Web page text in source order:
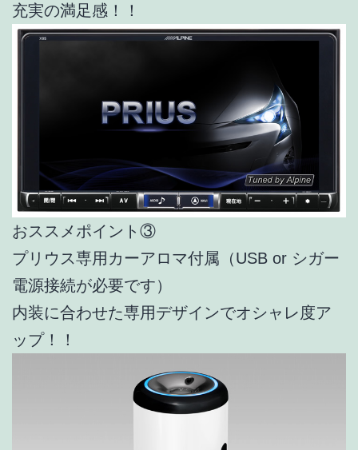
充実の満足感！！
おススメポイント③
プリウス専用カーアロマ付属（USB or シガー
電源接続が必要です）
内装に合わせた専用デザインでオシャレ度ア
ップ！！